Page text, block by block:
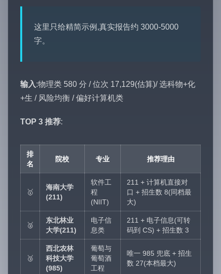
这里只给精简示例,真实报告约 3000-5000
字。
输入:物理类 580 分 / 位次 17,129(估算)/ 选科物+化
+生 / 风险均衡 / 偏好计算机类
TOP 3 推荐:
排
名
院校 专业 推荐理由
🥇
海南大学
(211)
软件工
程
(NIIT)
211 + 计算机直接对
口 + 招生数 8(同档最
大)
🥈
东北林业
大学(211)
电子信
息类
211 + 电子信息(可转
码到 CS) + 招生数 3
🥉
西北农林
科技大学
(985)
葡萄与
葡萄酒
工程
唯一 985 兜底 + 招生
数 27(本档最大)